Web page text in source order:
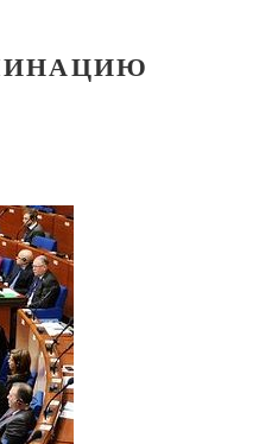
Георгий Победоносец. Научись у
Роман Котов